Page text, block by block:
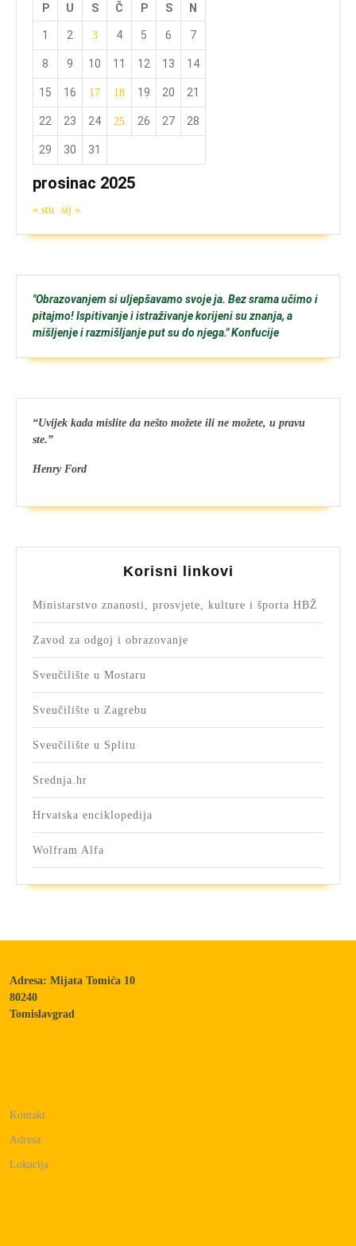
prosinac 2025
P U S Č P S N
1 2 3 4 5 6 7
8 9 10 11 12 13 14
15 16 17 18 19 20 21
22 23 24 25 26 27 28
29 30 31
« stu sij »
"Obrazovanjem si uljepšavamo svoje ja. Bez srama učimo i
pitajmo! Ispitivanje i istraživanje korijeni su znanja, a
mišljenje i razmišljanje put su do njega." Konfucije
“Uvijek kada mislite da nešto možete ili ne možete, u pravu
ste.”
Henry Ford
Korisni linkovi
Ministarstvo znanosti, prosvjete, kulture i športa HBŽ
Zavod za odgoj i obrazovanje
Sveučilište u Mostaru
Sveučilište u Zagrebu
Sveučilište u Splitu
Srednja.hr
Hrvatska enciklopedija
Wolfram Alfa
Adresa: Mijata Tomića 10
80240
Tomislavgrad
Kontakt
Adresa
Lokacija